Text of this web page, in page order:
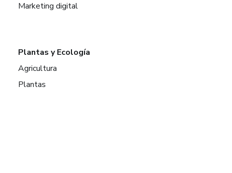
Marketing digital
Plantas y Ecología
Agricultura
Plantas